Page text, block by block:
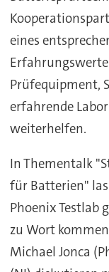
eines
Prüfequipment,
erfahrende
weiterhelfen.
In Thementalk
für Batterien"
Phoenix Testlab
zu Wort
Michael Jonca